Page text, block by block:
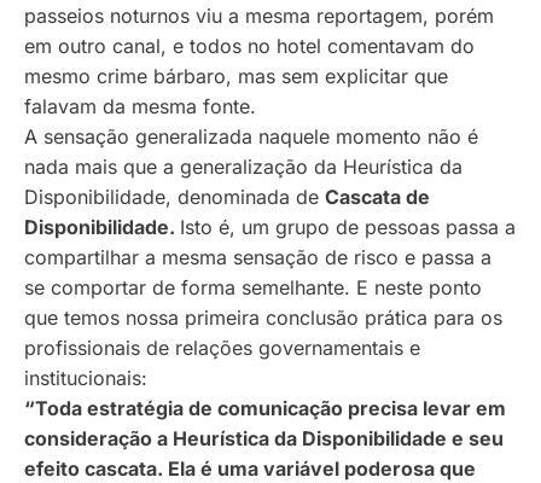
passeios noturnos viu a mesma reportagem, porém
em outro canal, e todos no hotel comentavam do
mesmo crime bárbaro, mas sem explicitar que
falavam da mesma fonte.
A sensação generalizada naquele momento não é
nada mais que a generalização da Heurística da
Disponibilidade, denominada de Cascata de
Disponibilidade. Isto é, um grupo de pessoas passa a
compartilhar a mesma sensação de risco e passa a
se comportar de forma semelhante. E neste ponto
que temos nossa primeira conclusão prática para os
profissionais de relações governamentais e
institucionais:
“Toda estratégia de comunicação precisa levar em
consideração a Heurística da Disponibilidade e seu
efeito cascata. Ela é uma variável poderosa que